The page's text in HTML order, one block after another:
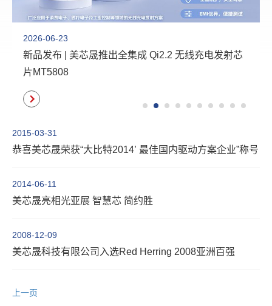
2026-06-23
新品发布 | 美芯晟推出全集成 Qi2.2 无线充电发射芯
片MT5808
2015-03-31
恭喜美芯晟荣获“大比特2014’ 最佳国内驱动方案企业”称号
2014-06-11
美芯晟亮相光亚展 智慧芯 简约胜
2008-12-09
美芯晟科技有限公司入选Red Herring 2008亚洲百强
上一页